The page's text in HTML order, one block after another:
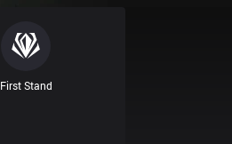
First Stand